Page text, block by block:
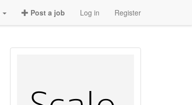
Post a job Log in Register